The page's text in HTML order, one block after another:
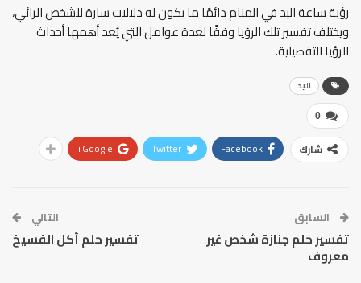
رؤية ساعة اليد في المنام دائمًا ما يكون له دلالات سارة للشخص الرائي،
ويختلف تفسير تلك الرؤيا وفقًا لعدة عوامل التي يُعد أهمها أحداث
الرؤيا التفصيلية.
اليد
0
شارك Facebook
Twitter
Google+
السابق
تفسير حلم جنازة شخص غير
معروف
التالي
تفسير حلم أكل الفسيخ